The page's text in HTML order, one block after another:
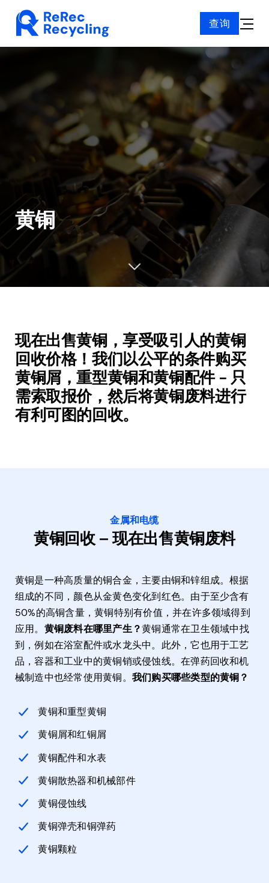
content
查询
Toggle
黄铜
现在出售黄铜，享受吸引人的黄铜
回收价格！我们以公平的条件购买
黄铜屑，重型黄铜和黄铜配件 - 只
需索取报价，然后将黄铜废料进行
有利可图的回收。
金属和电缆
黄铜回收 – 现在出售黄铜废料
黄铜是一种高质量的铜合金，主要由铜和锌组成。根据
组成的不同，颜色从金黄色变化到红色。由于至少含有
50%的高铜含量，黄铜特别有价值，并在许多领域得到
应用。 黄铜废料在哪里产生？黄铜通常在卫生领域中找
到，例如在浴室配件或水龙头中。此外，它也用于工艺
品，容器和工业中的黄铜销或侵蚀线。在弹药回收和机
械制造中也经常使用黄铜。 我们购买哪些类型的黄铜？
黄铜和重型黄铜
黄铜屑和红铜屑
黄铜配件和水表
黄铜散热器和机械部件
黄铜侵蚀线
黄铜弹壳和铜弹药
黄铜颗粒